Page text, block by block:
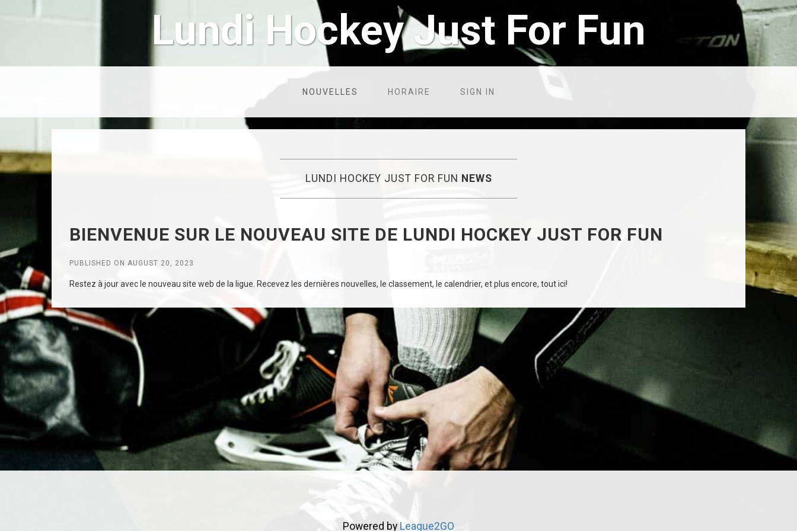
Lundi Hockey Just For Fun
NOUVELLES HORAIRE SIGN IN
LUNDI HOCKEY JUST FOR FUN NEWS
BIENVENUE SUR LE NOUVEAU SITE DE LUNDI HOCKEY JUST FOR FUN
PUBLISHED ON AUGUST 20, 2023
Restez à jour avec le nouveau site web de la ligue. Recevez les dernières nouvelles, le classement, le calendrier, et plus encore, tout ici!
Powered by League2GO